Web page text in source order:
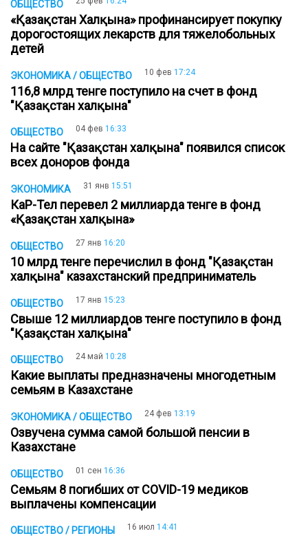
ОБЩЕСТВО
«Қазақстан Халқына» профинансирует покупку
дорогостоящих лекарств для тяжелобольных
детей
ЭКОНОМИКА / ОБЩЕСТВО 10 фев 17:24
116,8 млрд тенге поступило на счет в фонд
"Қазақстан халқына"
ОБЩЕСТВО 04 фев 16:33
На сайте "Қазақстан халқына" появился список
всех доноров фонда
ЭКОНОМИКА 31 янв 15:51
КаР-Тел перевел 2 миллиарда тенге в фонд
«Қазақстан халқына»
ОБЩЕСТВО 27 янв 16:20
10 млрд тенге перечислил в фонд "Қазақстан
халқына" казахстанский предприниматель
ОБЩЕСТВО 17 янв 15:23
Свыше 12 миллиардов тенге поступило в фонд
"Қазақстан халқына"
ОБЩЕСТВО 24 май 10:28
Какие выплаты предназначены многодетным
семьям в Казахстане
ЭКОНОМИКА / ОБЩЕСТВО 24 фев 13:19
Озвучена сумма самой большой пенсии в
Казахстане
ОБЩЕСТВО 01 сен 16:36
Семьям 8 погибших от COVID-19 медиков
выплачены компенсации
ОБЩЕСТВО / РЕГИОНЫ 16 июл 14:41